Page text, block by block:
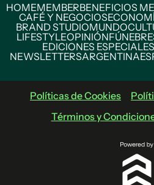
HOMEMEMBERBENEFICIOS
CAFÉ Y NEGOCIOS
BRAND STUDIOMUNDO
LIFESTYLEOPINIÓN
EDICIONES ESPECIALES
NEWSLETTERSARGENTINA
Políticas de Cookies
Términos y